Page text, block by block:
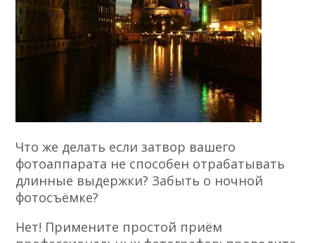
Что же делать если затвор вашего
фотоаппарата не способен отрабатывать
длинные выдержки? Забыть о ночной
фотосъёмке?
Нет! Примените простой приём